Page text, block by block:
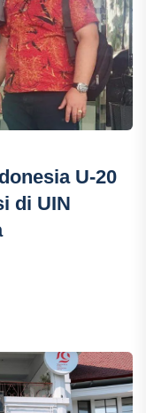
U-20
di UIN